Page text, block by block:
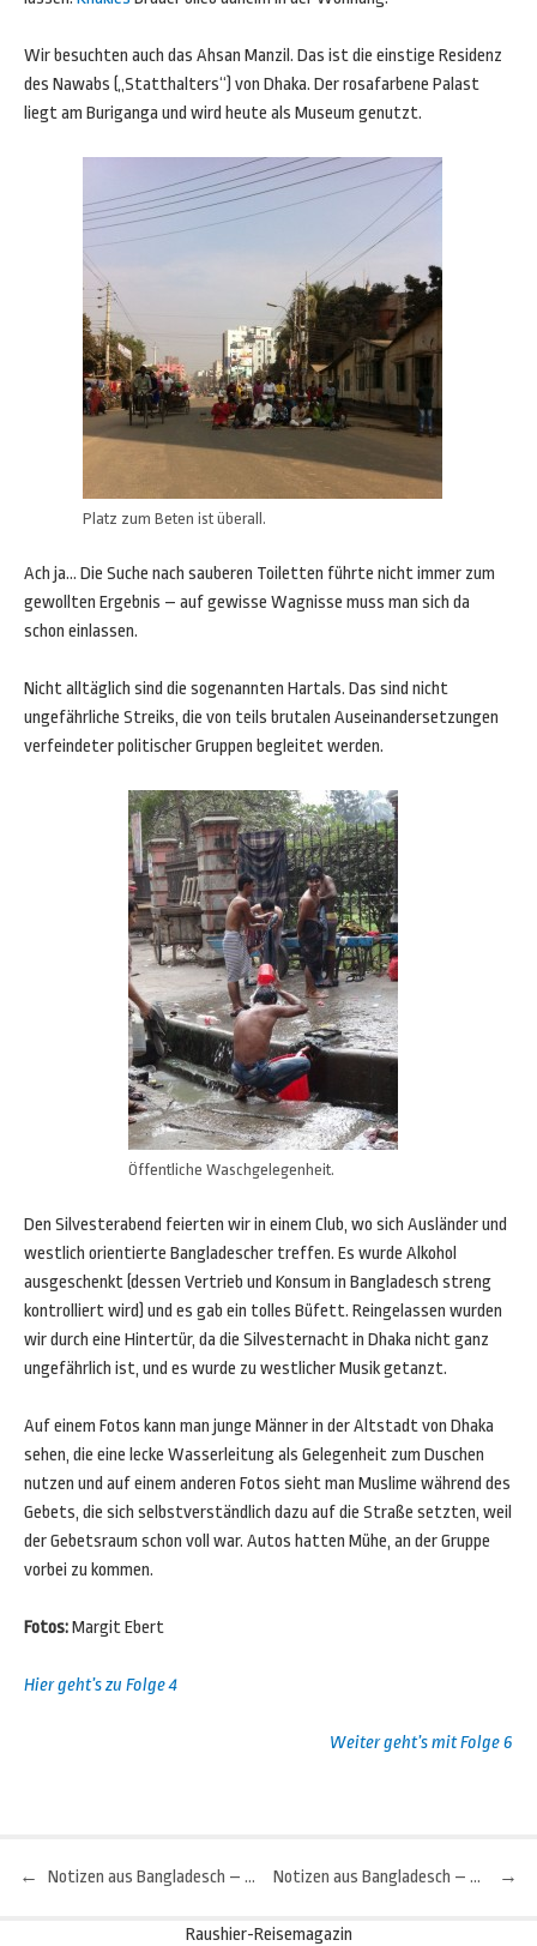
Wir besuchten auch das Ahsan Manzil. Das ist die einstige Residenz
des Nawabs („Statthalters“) von Dhaka. Der rosafarbene Palast
liegt am Buriganga und wird heute als Museum genutzt.
Platz zum Beten ist überall.
Ach ja… Die Suche nach sauberen Toiletten führte nicht immer zum
gewollten Ergebnis – auf gewisse Wagnisse muss man sich da
schon einlassen.
Nicht alltäglich sind die sogenannten Hartals. Das sind nicht
ungefährliche Streiks, die von teils brutalen Auseinandersetzungen
verfeindeter politischer Gruppen begleitet werden.
Öffentliche Waschgelegenheit.
Den Silvesterabend feierten wir in einem Club, wo sich Ausländer und
westlich orientierte Bangladescher treffen. Es wurde Alkohol
ausgeschenkt (dessen Vertrieb und Konsum in Bangladesch streng
kontrolliert wird) und es gab ein tolles Büfett. Reingelassen wurden
wir durch eine Hintertür, da die Silvesternacht in Dhaka nicht ganz
ungefährlich ist, und es wurde zu westlicher Musik getanzt.
Auf einem Fotos kann man junge Männer in der Altstadt von Dhaka
sehen, die eine lecke Wasserleitung als Gelegenheit zum Duschen
nutzen und auf einem anderen Fotos sieht man Muslime während des
Gebets, die sich selbstverständlich dazu auf die Straße setzten, weil
der Gebetsraum schon voll war. Autos hatten Mühe, an der Gruppe
vorbei zu kommen.
Fotos:Margit Ebert
Hier geht’s zu Folge 4
Weiter geht’s mit Folge 6
Beitragsnavigation
← Notizen aus Bangladesch – Teil 4 →
Notizen aus Bangladesch – Teil 6
Raushier-Reisemagazin